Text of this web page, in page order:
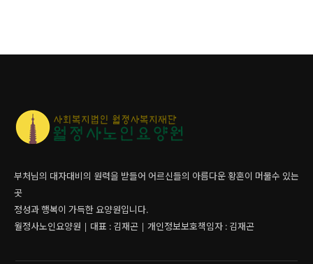
부처님의 대자대비의 원력을 받들어 어르신들의 아름다운 황혼이 머물수 있는
곳
정성과 행복이 가득한 요양원입니다.
월정사노인요양원 | 대표 : 김재곤 | 개인정보보호책임자 : 김재곤